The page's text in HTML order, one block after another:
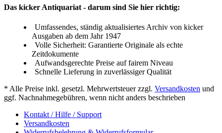
Das kicker Antiquariat - darum sind Sie hier richtig:
Umfassendes, ständig aktualisiertes Archiv von kicker
Ausgaben ab dem Jahr 1947
Volle Sicherheit: Garantierte Originale als echte
Zeitdokumente
Aufwandsgerechte Preise auf fairem Niveau
Schnelle Lieferung in zuverlässiger Qualität
* Alle Preise inkl. gesetzl. Mehrwertsteuer zzgl. Versandkosten und
ggf. Nachnahmegebühren, wenn nicht anders beschrieben
Kontakt / Hilfe / Support
Versandkosten